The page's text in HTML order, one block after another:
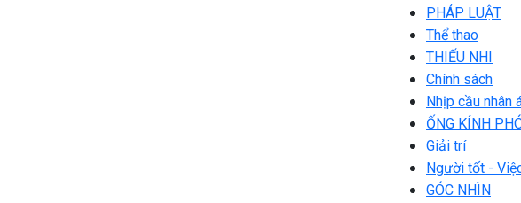
PHÁP LUẬT
Thể thao
THIẾU NHI
Chính sách
Nhịp cầu nhân
ỐNG KÍNH
Giải trí
Người tốt -
GÓC NHÌN